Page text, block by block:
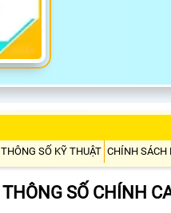
THÔNG SỐ KỸ THUẬT CHÍNH SÁCH
THÔNG SỐ CHÍNH